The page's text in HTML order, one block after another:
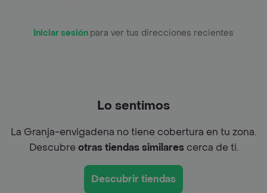
Iniciar sesión para ver tus direcciones recientes
Lo sentimos
La Granja-envigadena no tiene cobertura en tu zona.
Descubreotras tiendas similarescerca de ti.
Descubrir tiendas